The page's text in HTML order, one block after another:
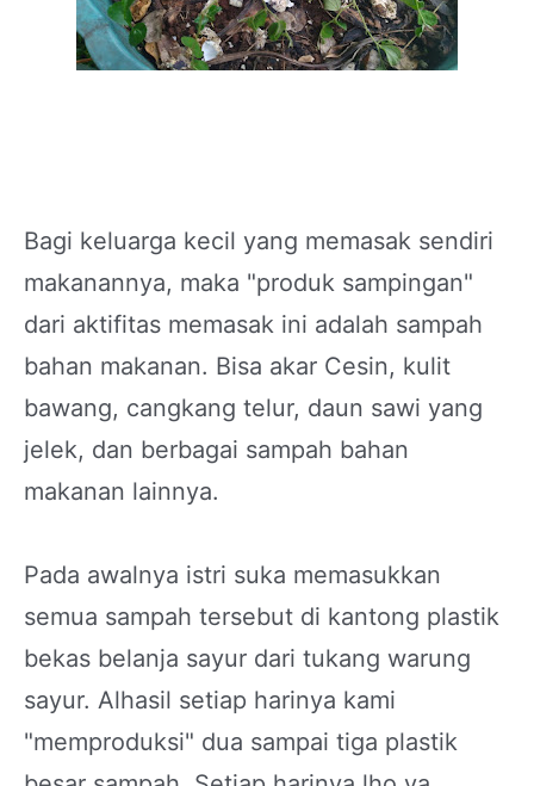
Bagi keluarga kecil yang memasak sendiri
makanannya, maka "produk sampingan"
dari aktifitas memasak ini adalah sampah
bahan makanan. Bisa akar Cesin, kulit
bawang, cangkang telur, daun sawi yang
jelek, dan berbagai sampah bahan
makanan lainnya.
Pada awalnya istri suka memasukkan
semua sampah tersebut di kantong plastik
bekas belanja sayur dari tukang warung
sayur. Alhasil setiap harinya kami
"memproduksi" dua sampai tiga plastik